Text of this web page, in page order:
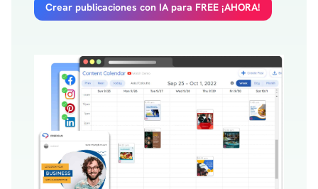
Crear publicaciones con IA para FREE ¡AHORA!